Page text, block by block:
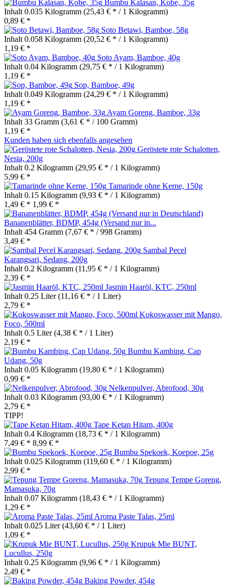
Bumbu Kalasan, Kobe, 35g
Inhalt 0.035 Kilogramm (25,43 € * / 1 Kilogramm)
0,89 € *
Soto Betawi, Bamboe, 58g
Inhalt 0.058 Kilogramm (20,52 € * / 1 Kilogramm)
1,19 € *
Soto Ayam, Bamboe, 40g
Inhalt 0.04 Kilogramm (29,75 € * / 1 Kilogramm)
1,19 € *
Sop, Bamboe, 49g
Inhalt 0.049 Kilogramm (24,29 € * / 1 Kilogramm)
1,19 € *
Ayam Goreng, Bamboe, 33g
Inhalt 33 Gramm (3,61 € * / 100 Gramm)
1,19 € *
Kunden haben sich ebenfalls angesehen
Geröstete rote Schalotten,
Nesia, 200g
Inhalt 0.2 Kilogramm (29,95 € * / 1 Kilogramm)
5,99 € *
Tamarinde ohne Kerne, 150g
Inhalt 0.15 Kilogramm (9,93 € * / 1 Kilogramm)
1,49 € * 1,99 € *
Bananenblätter, BDMP, 454g (Versand nur in...
Inhalt 454 Gramm (7,67 € * / 998 Gramm)
3,49 € *
Sambal Pecel
Karangsari, Sedang, 200g
Inhalt 0.2 Kilogramm (11,95 € * / 1 Kilogramm)
2,39 € *
Jasmin Haaröl, KTC, 250ml
Inhalt 0.25 Liter(11,16 € * / 1 Liter)
2,79 € *
Kokoswasser mit Mango,
Foco, 500ml
Inhalt 0.5 Liter(4,38 € * / 1 Liter)
2,19 € *
Bumbu Kambing, Cap
Udang, 50g
Inhalt 0.05 Kilogramm (19,80 € * / 1 Kilogramm)
0,99 € *
Nelkenpulver, Abrofood, 30g
Inhalt 0.03 Kilogramm (93,00 € * / 1 Kilogramm)
2,79 € *
TIPP!
Tape Ketan Hitam, 400g
Inhalt 0.4 Kilogramm (18,73 € * / 1 Kilogramm)
7,49 € * 8,99 € *
Bumbu Spekoek, Koepoe, 25g
Inhalt 0.025 Kilogramm (119,60 € * / 1 Kilogramm)
2,99 € *
Tepung Tempe Goreng,
Mamasuka, 70g
Inhalt 0.07 Kilogramm (18,43 € * / 1 Kilogramm)
1,29 € *
Aroma Paste Talas, 25ml
Inhalt 0.025 Liter(43,60 € * / 1 Liter)
1,09 € *
Krupuk Mie BUNT,
Lucullus, 250g
Inhalt 0.25 Kilogramm (9,96 € * / 1 Kilogramm)
2,49 € *
Baking Powder, 454g